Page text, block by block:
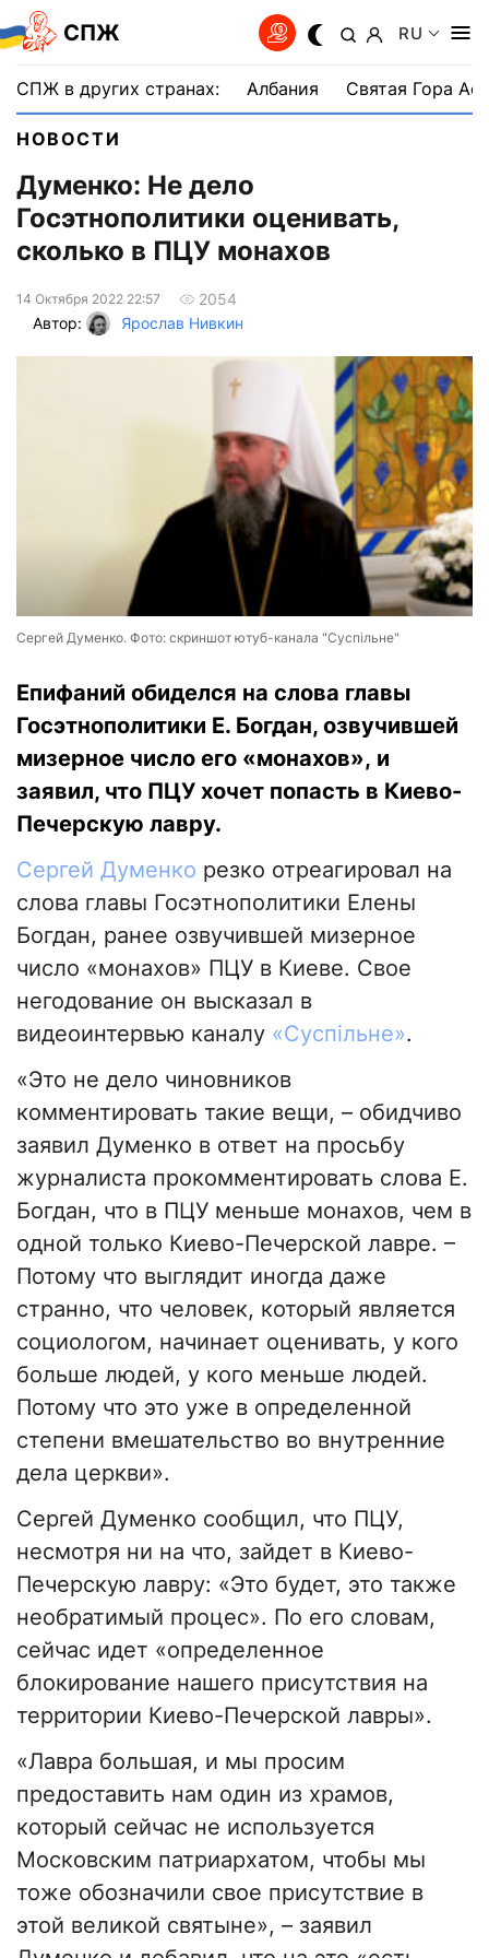
СПЖ RU
СПЖ в других странах: Албания Святая Гора
НОВОСТИ
Думенко: Не дело
Госэтнополитики оценивать,
сколько в ПЦУ монахов
14 Октября 2022 22:57
2054
Автор:
Ярослав Нивкин
Сергей Думенко. Фото: скриншот ютуб-канала "Суспільне"
Епифаний обиделся на слова главы
Госэтнополитики Е. Богдан, озвучившей
мизерное число его «монахов», и
заявил, что ПЦУ хочет попасть в Киево-
Печерскую лавру.
Сергей Думенко резко отреагировал на
слова главы Госэтнополитики Елены
Богдан, ранее озвучившей мизерное
число «монахов» ПЦУ в Киеве. Свое
негодование он высказал в
видеоинтервью каналу «Суспільне».
«Это не дело чиновников
комментировать такие вещи, – обидчиво
заявил Думенко в ответ на просьбу
журналиста прокомментировать слова Е.
Богдан, что в ПЦУ меньше монахов, чем в
одной только Киево-Печерской лавре. –
Потому что выглядит иногда даже
странно, что человек, который является
социологом, начинает оценивать, у кого
больше людей, у кого меньше людей.
Потому что это уже в определенной
степени вмешательство во внутренние
дела церкви».
Сергей Думенко сообщил, что ПЦУ,
несмотря ни на что, зайдет в Киево-
Печерскую лавру: «Это будет, это также
необратимый процес». По его словам,
сейчас идет «определенное
блокирование нашего присутствия на
территории Киево-Печерской лавры».
«Лавра большая, и мы просим
предоставить нам один из храмов,
который сейчас не используется
Московским патриархатом, чтобы мы
тоже обозначили свое присутствие в
этой великой святыне», – заявил